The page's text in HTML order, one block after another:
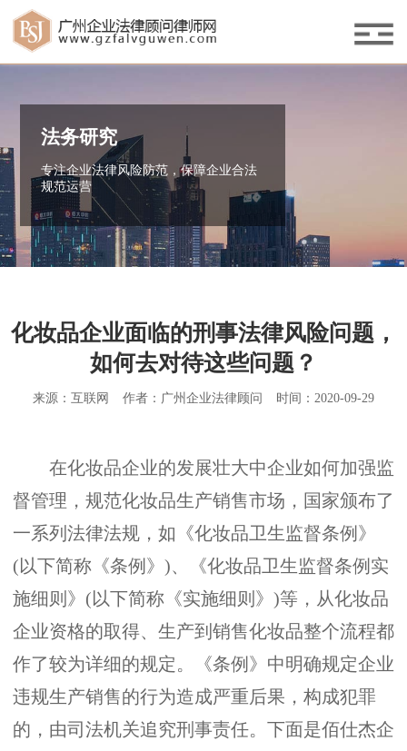
法务研究
专注企业法律风险防范，保障企业合法
规范运营
化妆品企业面临的刑事法律风险问题，
如何去对待这些问题？
来源：互联网 作者：广州企业法律顾问 时间：2020-09-29
在化妆品企业的发展壮大中企业如何加强监
督管理，规范化妆品生产销售市场，国家颁布了
一系列法律法规，如《化妆品卫生监督条例》
(以下简称《条例》)、《化妆品卫生监督条例实
施细则》(以下简称《实施细则》)等，从化妆品
企业资格的取得、生产到销售化妆品整个流程都
作了较为详细的规定。《条例》中明确规定企业
违规生产销售的行为造成严重后果，构成犯罪
的，由司法机关追究刑事责任。下面是佰仕杰企